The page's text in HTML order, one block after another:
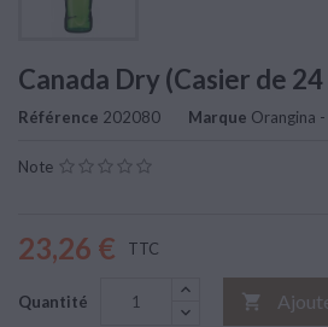
Canada Dry (Casier de
Référence 202080 Marque Orangina
Note
23,26 € TTC
Quantité 